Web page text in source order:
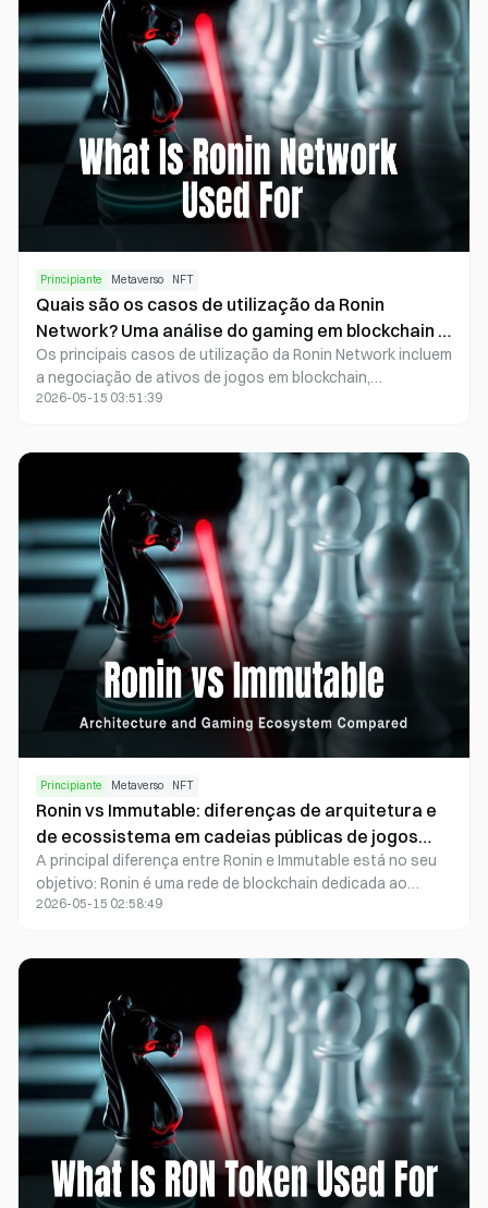
Principiante Metaverso NFT
Quais são os casos de utilização da Ronin
Network? Uma análise do gaming em blockchain e
do ecossistema NFT
Os principais casos de utilização da Ronin Network incluem
a negociação de ativos de jogos em blockchain,
transações de NFT, pagamentos in-game e o
2026-05-15 03:51:39
Principiante Metaverso NFT
Ronin vs Immutable: diferenças de arquitetura e
de ecossistema em cadeias públicas de jogos
Blockchain
A principal diferença entre Ronin e Immutable está no seu
objetivo: Ronin é uma rede de blockchain dedicada ao
gaming, com enfoque no ecossistema de jogos, enquanto
2026-05-15 02:58:49